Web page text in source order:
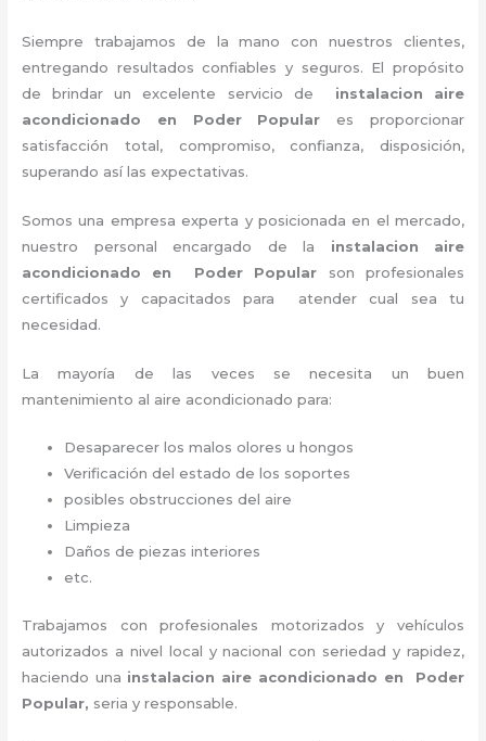
Siempre trabajamos de la mano con nuestros clientes,
entregando resultados confiables y seguros. El propósito
de brindar un excelente servicio de instalacion aire
acondicionado en Poder Popular
es proporcionar
satisfacción total, compromiso, confianza, disposición,
superando así las expectativas.
Somos una empresa experta y posicionada en el mercado,
nuestro personal encargado de la instalacion aire
acondicionado en Poder Popular
son profesionales
certificados y capacitados para atender cual sea tu
necesidad.
La mayoría de las veces se necesita un buen
mantenimiento al aire acondicionado para:
Desaparecer los malos olores u hongos
Verificación del estado de los soportes
posibles obstrucciones del aire
Limpieza
Daños de piezas interiores
etc.
Trabajamos con profesionales motorizados y vehículos
autorizados a nivel local y nacional con seriedad y rapidez,
haciendo una instalacion aire acondicionado en Poder
Popular, seria y responsable.